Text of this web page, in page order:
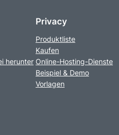
herunter
Privacy
Produktliste
Kaufen
Online-Hosting-Dienste
Beispiel & Demo
Vorlagen